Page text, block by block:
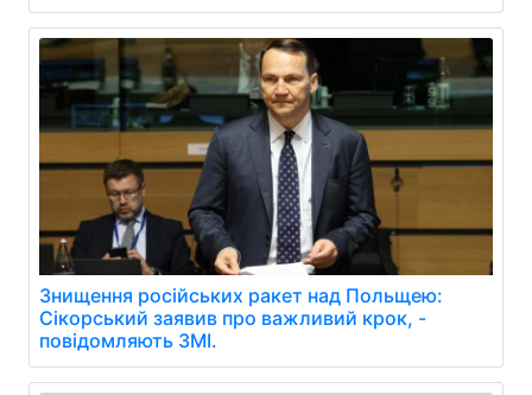
Знищення російських ракет над Польщею:
Сікорський заявив про важливий крок, -
повідомляють ЗМІ.